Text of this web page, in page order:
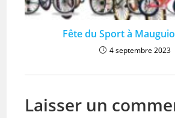
Fête du Sport à
4 septembre 2023
Laisser un